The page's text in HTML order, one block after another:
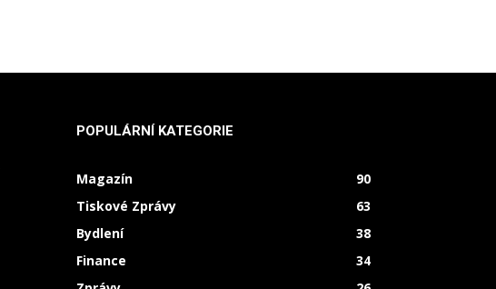
POPULÁRNÍ KATEGORIE
Magazín
90
Tiskové Zprávy
63
Bydlení
38
Finance
34